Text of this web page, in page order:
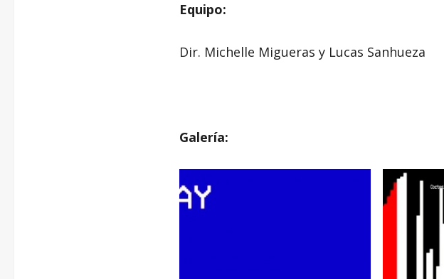
Equipo:
Dir. Michelle Migueras y Lucas Sanhueza
Galería: